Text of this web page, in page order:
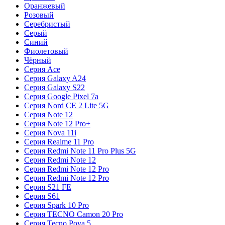
Оранжевый
Розовый
Серебристый
Серый
Синий
Фиолетовый
Чёрный
Серия Ace
Серия Galaxy A24
Серия Galaxy S22
Серия Google Pixel 7a
Серия Nord CE 2 Lite 5G
Серия Note 12
Серия Note 12 Pro+
Серия Nova 11i
Серия Realme 11 Pro
Серия Redmi Note 11 Pro Plus 5G
Серия Redmi Note 12
Серия Redmi Note 12 Pro
Серия Redmi Note 12 Pro
Серия S21 FE
Серия S61
Серия Spark 10 Pro
Серия TECNO Camon 20 Pro
Серия Tecno Pova 5